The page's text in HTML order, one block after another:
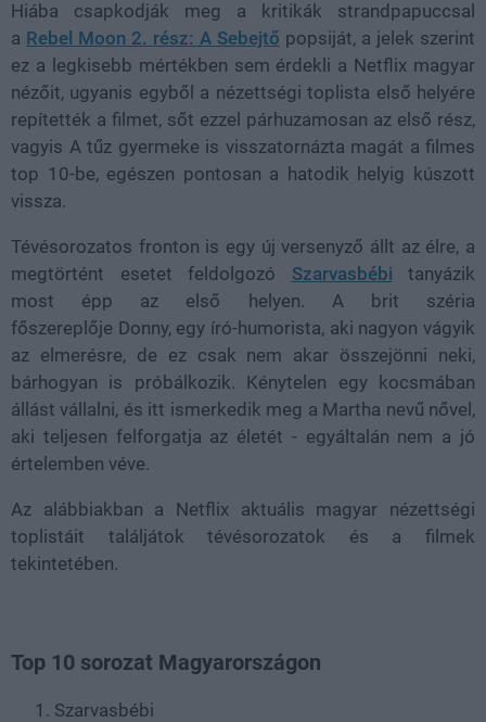
Hiába csapkodják meg a kritikák strandpapuccsal
a Rebel Moon 2. rész: A Sebejtő popsiját, a jelek szerint
ez a legkisebb mértékben sem érdekli a Netflix magyar
nézőit, ugyanis egyből a nézettségi toplista első helyére
repítették a filmet, sőt ezzel párhuzamosan az első rész,
vagyis A tűz gyermeke is visszatornázta magát a filmes
top 10-be, egészen pontosan a hatodik helyig kúszott
vissza.
Tévésorozatos fronton is egy új versenyző állt az élre, a
megtörtént esetet feldolgozó Szarvasbébi tanyázik
most épp az első helyen. A brit széria
főszereplője Donny, egy író-humorista, aki nagyon vágyik
az elmerésre, de ez csak nem akar összejönni neki,
bárhogyan is próbálkozik. Kénytelen egy kocsmában
állást vállalni, és itt ismerkedik meg a Martha nevű nővel,
aki teljesen felforgatja az életét - egyáltalán nem a jó
értelemben véve.
Az alábbiakban a Netflix aktuális magyar nézettségi
toplistáit találjátok tévésorozatok és a filmek
tekintetében.
Top 10 sorozat Magyarországon
Szarvasbébi